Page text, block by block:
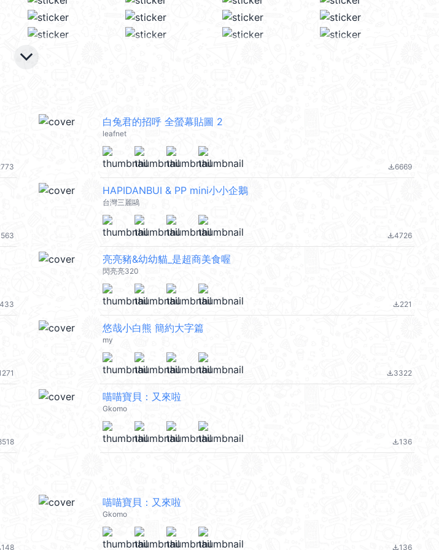
keyboard_arrow_down
白兔君的招呼 全螢幕貼圖 2
leafnet
file_download6669
HAPIDANBUI & PP mini小小企鵝
台灣三麗鷗
file_download4726
亮亮豬&幼幼貓_是超商美食喔
閃亮亮320
file_download221
悠哉小白熊 簡約大字篇
my
file_download3322
喵喵寶貝：又來啦
Gkomo
file_download136
148
喵喵寶貝：又來啦
Gkomo
file_download136